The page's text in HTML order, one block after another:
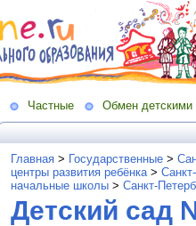
Частные Обмен детскими
Главная > Государственные >
центры развития ребёнка>
начальные школы > Санкт-
Детский сад